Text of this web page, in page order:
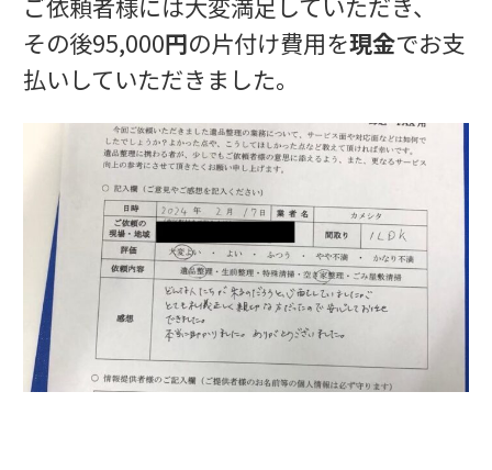
その後95,000円の片付け費用を現金でお支
払いしていただきました。